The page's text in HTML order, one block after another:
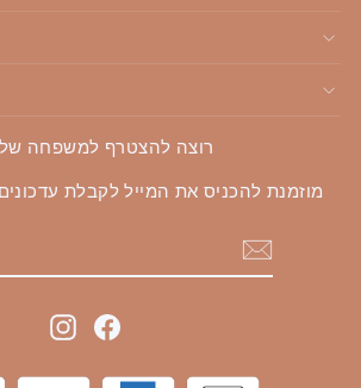
רוצה להצטרף למשפחה
מוזמנת להכניס את המייל לקבלת
InstagramFacebook